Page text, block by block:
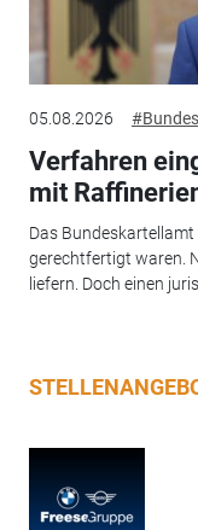
05.08.2026
Verfahren
mit
Das
gerechtfertigt waren.
liefern. Doch einen